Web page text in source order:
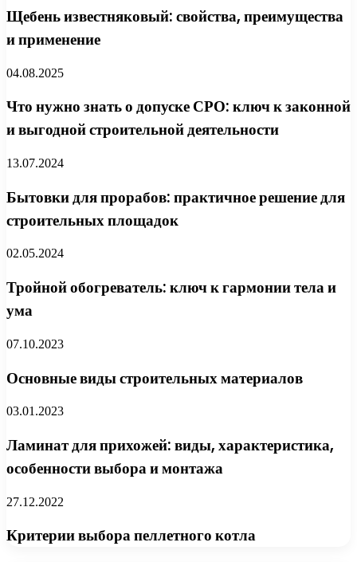
Щебень известняковый: свойства, преимущества
и применение
04.08.2025
Что нужно знать о допуске СРО: ключ к законной
и выгодной строительной деятельности
13.07.2024
Бытовки для прорабов: практичное решение для
строительных площадок
02.05.2024
Тройной обогреватель: ключ к гармонии тела и
ума
07.10.2023
Основные виды строительных материалов
03.01.2023
Ламинат для прихожей: виды, характеристика,
особенности выбора и монтажа
27.12.2022
Критерии выбора пеллетного котла